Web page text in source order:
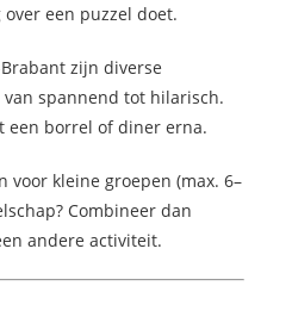
een puzzel doet.
zijn diverse
spannend tot hilarisch.
een borrel of diner erna.
voor kleine groepen (max. 6–
Combineer dan
andere activiteit.